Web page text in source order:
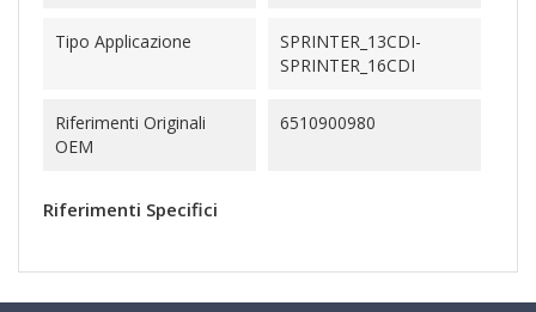
Tipo Applicazione
SPRINTER_13CDI-
SPRINTER_16CDI
Riferimenti Originali
OEM
6510900980
Riferimenti Specifici